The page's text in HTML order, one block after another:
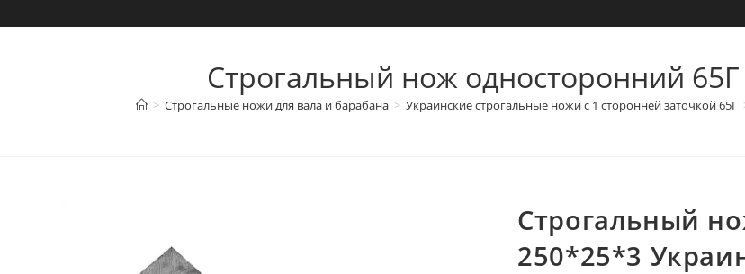
Строгальный нож односторонний
> Строгальные ножи для вала и барабана > Украинские строгальные ножи с 1 сторонней заточкой 65Г
Строгальный
250*25*3